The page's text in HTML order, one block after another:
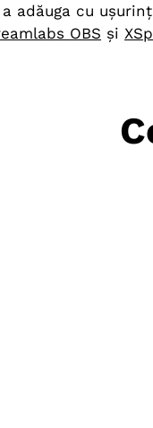
adăuga cu
OBS și